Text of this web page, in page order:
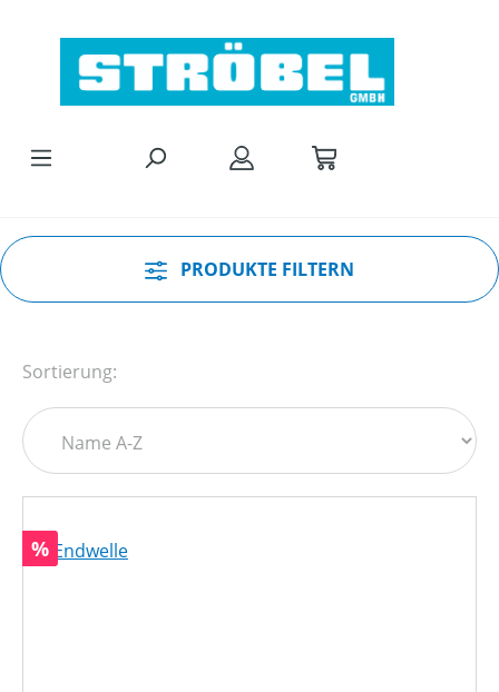
PRODUKTE FILTERN
Sortierung:
Rabatt
%